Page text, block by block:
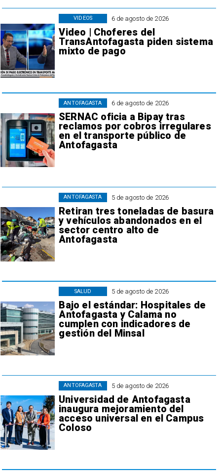
6 de agosto de 2026
Video | Choferes del
TransAntofagasta piden sistema
mixto de pago
VIDEOS
6 de agosto de 2026
SERNAC oficia a Bipay tras
reclamos por cobros irregulares
en el transporte público de
Antofagasta
ANTOFAGASTA
5 de agosto de 2026
Retiran tres toneladas de basura
y vehículos abandonados en el
sector centro alto de
Antofagasta
ANTOFAGASTA
5 de agosto de 2026
Bajo el estándar: Hospitales de
Antofagasta y Calama no
cumplen con indicadores de
gestión del Minsal
SALUD
5 de agosto de 2026
Universidad de Antofagasta
inaugura mejoramiento del
acceso universal en el Campus
Coloso
ANTOFAGASTA